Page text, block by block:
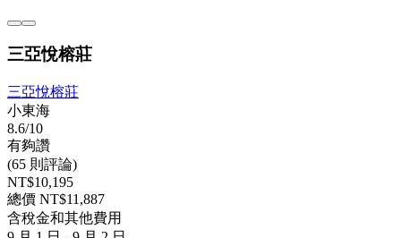
三亞悅榕莊
三亞悅榕莊
小東海
8.6/10
有夠讚
(65 則評論)
NT$10,195
總價 NT$11,887
含稅金和其他費用